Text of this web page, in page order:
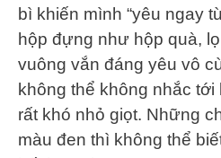
bì khiến mình “yêu ngay
hộp đựng như hộp quà,
vuông vắn đáng yêu vô
không thể không nhắc tới
rất khó nhỏ giọt. Những
màu đen thì không thể